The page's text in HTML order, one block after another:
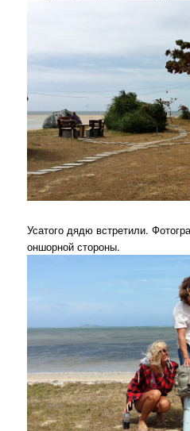
Усатого дядю встретили.
оншорной стороны.